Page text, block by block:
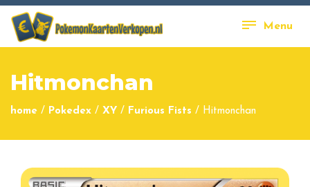
Menu
Hitmonchan
home / Pokedex / XY / Furious Fists / Hitmonchan